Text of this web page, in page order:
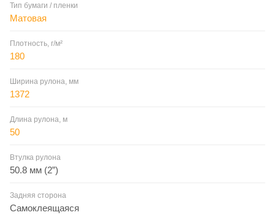
Тип бумаги / пленки
Матовая
Плотность, г/м²
180
Ширина рулона, мм
1372
Длина рулона, м
50
Втулка рулона
50.8 мм (2”)
Задняя сторона
Самоклеящаяся